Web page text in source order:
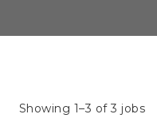
Showing 1–3 of 3 jobs